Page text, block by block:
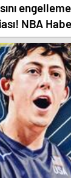
NBA